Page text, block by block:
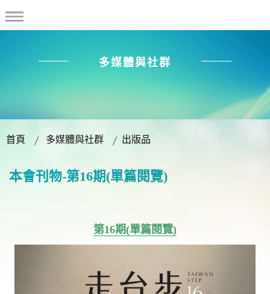
多媒體與社群
首頁 多媒體與社群 出版品
本會刊物-第16期(單篇閱覽)
第16期(單篇閱覽)